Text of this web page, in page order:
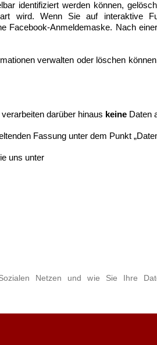
identifiziert werden können,
wird. Wenn Sie auf interaktive
Facebook-Anmeldemaske. Nach
verwalten oder löschen
darüber hinaus keine Daten
Fassung unter dem Punkt
uns unter
Netzen und wie Sie Ihre